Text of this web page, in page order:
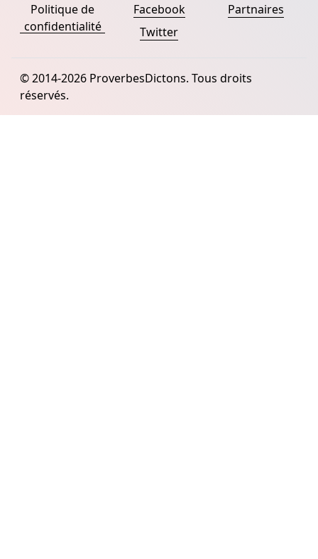
Politique de
confidentialité
Facebook
Twitter
Partnaires
© 2014-2026 ProverbesDictons. Tous droits
réservés.